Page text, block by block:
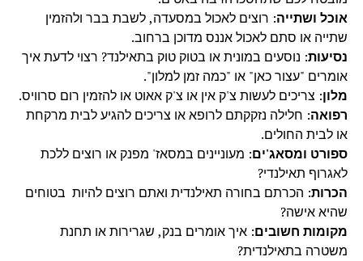
אוכל ושתייה: רוצים לאכול במסעדה, לשבת בבר ולהזמין
שתייה או סתם לאכול אננס מדוכן ברחוב.
נסיעות: נוסעים במונית או בטוק טוק בתאילנד? רצוי לדעת איך
אומרים "עצור כאן" או "כמה זמן למלון".
מלון: צריכים לעשות צ'ק אין או צ'ק אאוט או להזמין רום סרוויס.
רפואה: חלילה נזקקתם לרופא או צריכים להגיע לבית מרקחת
או לבית החולים.
ספורט ומסאג'ים: מעוניינים במסאז' מפנק או רוצים ללכת
לאגרוף תאילנדי?
הכרות: הכרתם בחורה תאילנדית ואתם רוצים להיות בטוחים
שהיא אישה?
מקומות חשובים: איך אומרים בנק, שגרירות או תחנת
משטרה בתאילנדית?